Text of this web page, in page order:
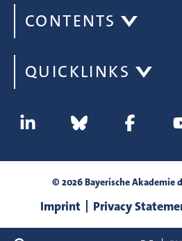
CONTENTS
QUICKLINKS
© 2026 Bayerische Akademie
Imprint Privacy